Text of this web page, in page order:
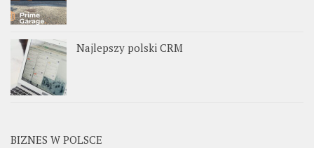
Najlepszy polski CRM
BIZNES W POLSCE